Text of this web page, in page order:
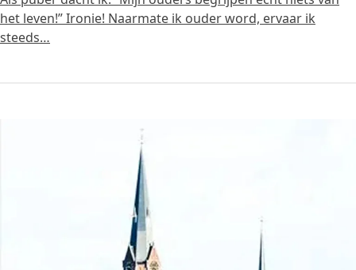
het leven!” Ironie! Naarmate ik ouder word, ervaar ik
steeds…